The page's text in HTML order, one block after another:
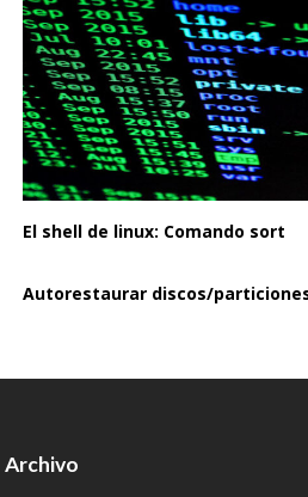
El shell de linux: Comando sort
Autorestaurar discos/
Archivo